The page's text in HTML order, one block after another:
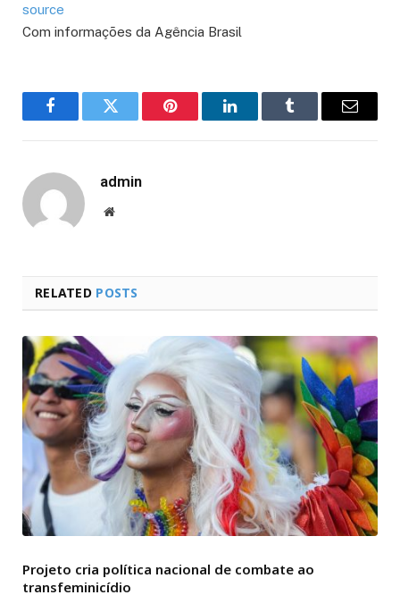
source
Com informações da Agência Brasil
FacebookTwitter Pinterest LinkedInTumblr Email
admin
Website
RELATED POSTS
Projeto cria política nacional de combate ao
transfeminicídio